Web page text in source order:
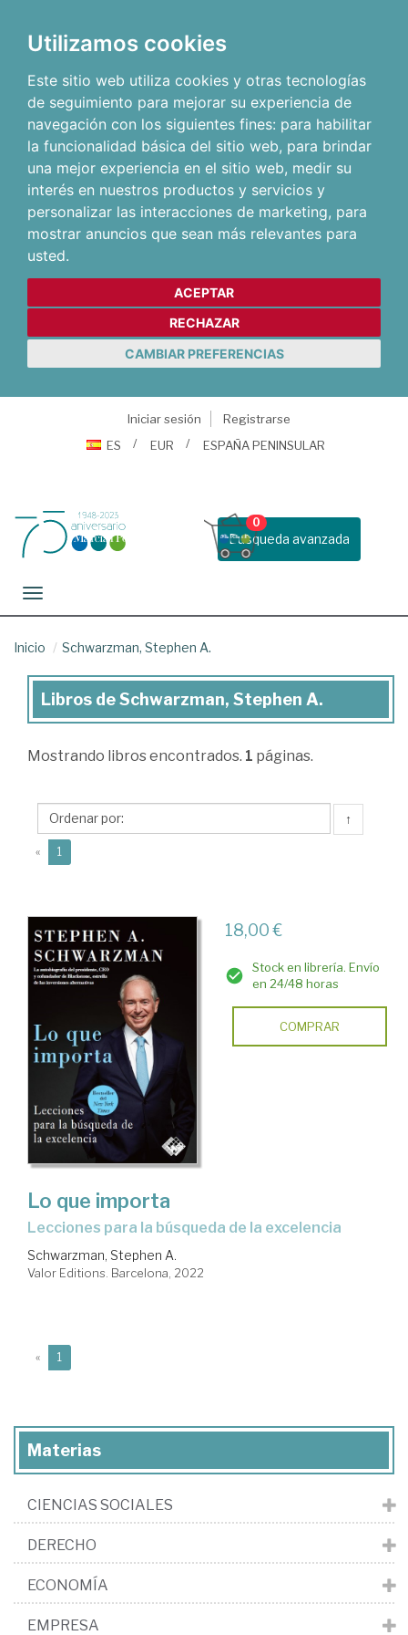
Utilizamos cookies
Este sitio web utiliza cookies y otras tecnologías
de seguimiento para mejorar su experiencia de
navegación con los siguientes fines: para habilitar
la funcionalidad básica del sitio web, para brindar
una mejor experiencia en el sitio web, medir su
interés en nuestros productos y servicios y
personalizar las interacciones de marketing, para
mostrar anuncios que sean más relevantes para
usted.
ACEPTAR
RECHAZAR
CAMBIAR PREFERENCIAS
Iniciar sesión
Registrarse
ES
EUR ESPAÑA PENINSULAR
Busqueda avanzada
0
Toggle navigation
Inicio Schwarzman, Stephen A.
Libros
Schwarzman,
Libros de Schwarzman, Stephen A.
Mostrando libros encontrados. 1 páginas.
↑
« 1
18,00 €
Stock en librería. Envío
en 24/48 horas
COMPRAR
Lo que importa
lecciones para la búsqueda de la excelencia
Schwarzman, Stephen A.
Valor Editions. Barcelona, 2022
« 1
Materias
CIENCIAS SOCIALES
DERECHO
ECONOMÍA
EMPRESA